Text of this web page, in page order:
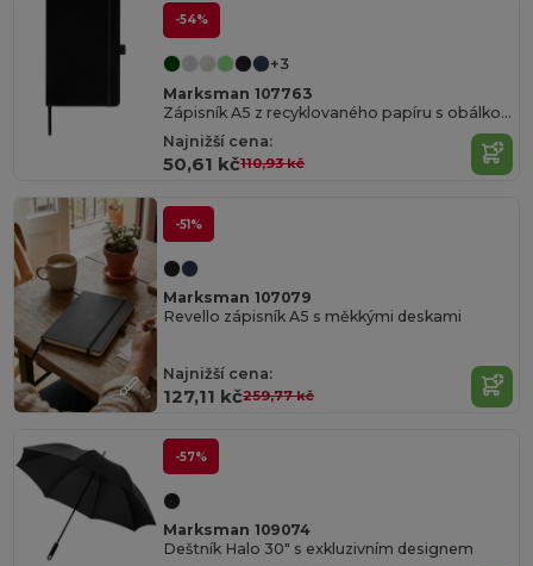
-54%
+3
Marksman 107763
Zápisník A5 z recyklovaného papíru s obálkou z recyklovaného PET Honua
Najnižší cena:
50,61 kč110,93 kč
-51%
Marksman 107079
Revello zápisník A5 s měkkými deskami
Najnižší cena:
127,11 kč259,77 kč
-57%
Marksman 109074
Deštník Halo 30" s exkluzivním designem